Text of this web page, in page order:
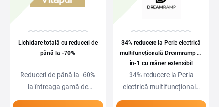
Lichidare totală cu reduceri de
până la-70%
Reduceri de până la -60%
la întreaga gamă de
34% reducerela Perie electrică
multifuncțională Dreamramp 7-
în-1cu mâner extensibil
34% reducere la Peria
electrică multifuncțională